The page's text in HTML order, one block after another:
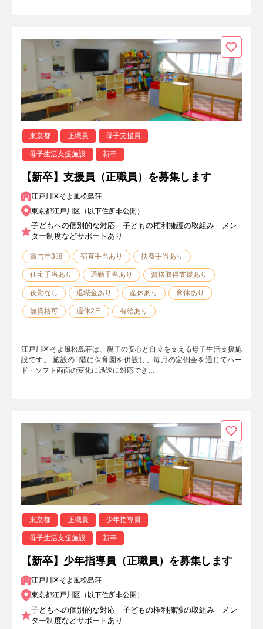
東京都 正職員 母子支援員
母子生活支援施設 新卒
【新卒】支援員（正職員）を募集します
江戸川区そよ風松島荘
東京都江戸川区（以下住所非公開）
子どもへの個別的な対応｜子どもの権利擁護の取組み｜メン
ター制度などサポートあり
賞与年3回 宿直手当あり 扶養手当あり
住宅手当あり 通勤手当あり 資格取得支援あり
夜勤なし 退職金あり 産休あり 育休あり
無資格可 週休2日 有給あり
江戸川区そよ風松島荘は、親子の安心と自立を支える母子生活支援施
設です。 施設の1階に保育園を併設し、毎月の定例会を通じてハー
ド・ソフト両面の変化に迅速に対応でき…
東京都 正職員 少年指導員
母子生活支援施設 新卒
【新卒】少年指導員（正職員）を募集します
江戸川区そよ風松島荘
東京都江戸川区（以下住所非公開）
子どもへの個別的な対応｜子どもの権利擁護の取組み｜メン
ター制度などサポートあり